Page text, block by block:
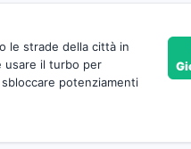
le strade della città in
usare il turbo per
potenziamenti